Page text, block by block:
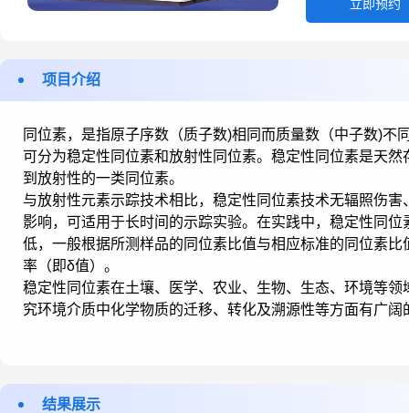
立即预约
项目介绍
同位素，是指原子序数（质子数)相同而质量数（中子数)不
可分为稳定性同位素和放射性同位素。稳定性同位素是天然
到放射性的一类同位素。
与放射性元素示踪技术相比，稳定性同位素技术无辐照伤害
影响，可适用于长时间的示踪实验。在实践中，稳定性同位
低，一般根据所测样品的同位素比值与相应标准的同位素比
率（即δ值）。
稳定性同位素在土壤、医学、农业、生物、生态、环境等领
究环境介质中化学物质的迁移、转化及溯源性等方面有广阔
结果展示